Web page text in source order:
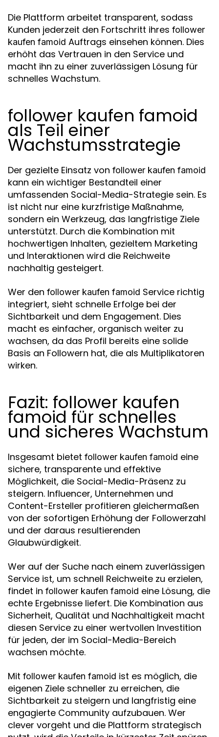
Die Plattform arbeitet transparent, sodass
Kunden jederzeit den Fortschritt ihres follower
kaufen famoid Auftrags einsehen können. Dies
erhöht das Vertrauen in den Service und
macht ihn zu einer zuverlässigen Lösung für
schnelles Wachstum.
follower kaufen famoid
als Teil einer
Wachstumsstrategie
Der gezielte Einsatz von follower kaufen famoid
kann ein wichtiger Bestandteil einer
umfassenden Social-Media-Strategie sein. Es
ist nicht nur eine kurzfristige Maßnahme,
sondern ein Werkzeug, das langfristige Ziele
unterstützt. Durch die Kombination mit
hochwertigen Inhalten, gezieltem Marketing
und Interaktionen wird die Reichweite
nachhaltig gesteigert.
Wer den follower kaufen famoid Service richtig
integriert, sieht schnelle Erfolge bei der
Sichtbarkeit und dem Engagement. Dies
macht es einfacher, organisch weiter zu
wachsen, da das Profil bereits eine solide
Basis an Followern hat, die als Multiplikatoren
wirken.
Fazit: follower kaufen
famoid für schnelles
und sicheres Wachstum
Insgesamt bietet follower kaufen famoid eine
sichere, transparente und effektive
Möglichkeit, die Social-Media-Präsenz zu
steigern. Influencer, Unternehmen und
Content-Ersteller profitieren gleichermaßen
von der sofortigen Erhöhung der Followerzahl
und der daraus resultierenden
Glaubwürdigkeit.
Wer auf der Suche nach einem zuverlässigen
Service ist, um schnell Reichweite zu erzielen,
findet in follower kaufen famoid eine Lösung, die
echte Ergebnisse liefert. Die Kombination aus
Sicherheit, Qualität und Nachhaltigkeit macht
diesen Service zu einer wertvollen Investition
für jeden, der im Social-Media-Bereich
wachsen möchte.
Mit follower kaufen famoid ist es möglich, die
eigenen Ziele schneller zu erreichen, die
Sichtbarkeit zu steigern und langfristig eine
engagierte Community aufzubauen. Wer
clever vorgeht und die Plattform strategisch